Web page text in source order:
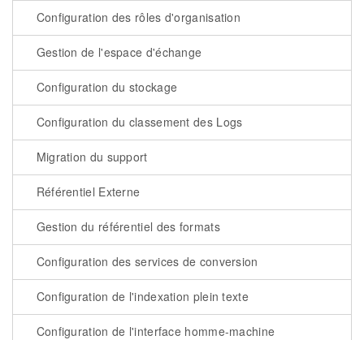
Configuration des rôles d'organisation
Gestion de l'espace d'échange
Configuration du stockage
Configuration du classement des Logs
Migration du support
Référentiel Externe
Gestion du référentiel des formats
Configuration des services de conversion
Configuration de l'indexation plein texte
Configuration de l'interface homme-machine